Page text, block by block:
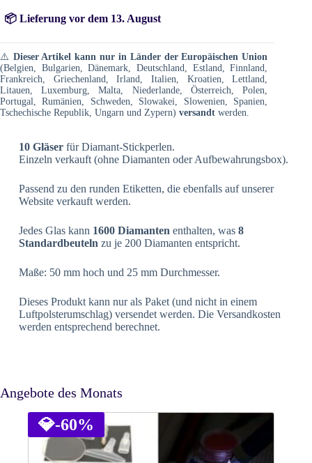
Diamantmalerei
📦 Lieferung vor dem 13. August
⚠️ Dieser Artikel kann nur in Länder der Europäischen Union
(Belgien, Bulgarien, Dänemark, Deutschland, Estland, Finnland,
Frankreich, Griechenland, Irland, Italien, Kroatien, Lettland,
Litauen, Luxemburg, Malta, Niederlande, Österreich, Polen,
Portugal, Rumänien, Schweden, Slowakei, Slowenien, Spanien,
Tschechische Republik, Ungarn und Zypern) versandt werden.
10 Gläserfür Diamant-Stickperlen.
Einzeln verkauft (ohne Diamanten oder Aufbewahrungsbox).
Passend zu den runden Etiketten, die ebenfalls auf unserer
Website verkauft werden.
Jedes Glas kann 1600 Diamanten enthalten, was 8
Standardbeuteln zu je 200 Diamanten entspricht.
Maße: 50 mm hoch und 25 mm Durchmesser.
Dieses Produkt kann nur als Paket (und nicht in einem
Luftpolsterumschlag) versendet werden. Die Versandkosten
werden entsprechend berechnet.
Angebote des Monats
💎-60%